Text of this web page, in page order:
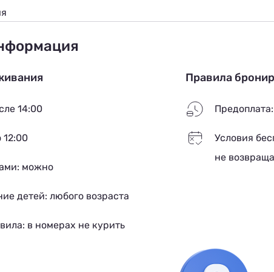
14:00
12:00
можно
детей: любого возраста
в номерах не курить
Правила
Условия
не